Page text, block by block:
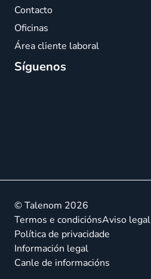
Contacto
Oficinas
Área cliente laboral
Síguenos
© Talenom 2026
Termos e condiciónsAviso legal
Política de privacidade
Información legal
Canle de informacións